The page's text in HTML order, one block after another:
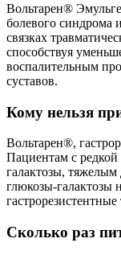
Вольтарен®
болевого синдрома
связках
способствуя
воспалительным
суставов.
Кому нельзя
Вольтарен®,
Пациентам с
галактозы,
глюкозы-галактозы
гастрорезистентные
Сколько раз